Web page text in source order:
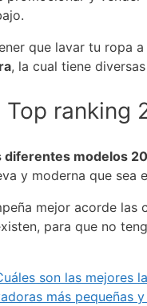
que lavar tu ropa
, la cual tiene
Top ranking
diferentes modelos
y moderna que sea
mejor acorde
para que no